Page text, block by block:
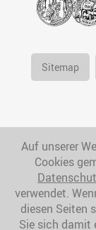
Sitemap
Auf unserer
Cookies
verwendet.
diesen Seiten
Sie sich damit